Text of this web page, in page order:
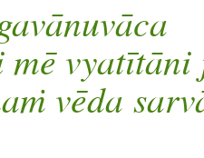
mē
vēda